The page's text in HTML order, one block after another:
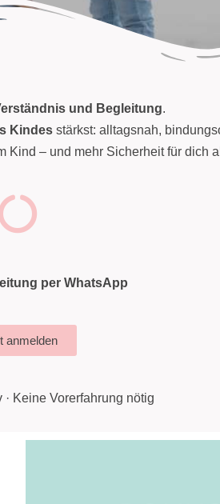
und Begleitung.
Kindes stärkst: alltagsnah,
Kind – und mehr Sicherheit für dich
per WhatsApp
anmelden
· Keine Vorerfahrung nötig